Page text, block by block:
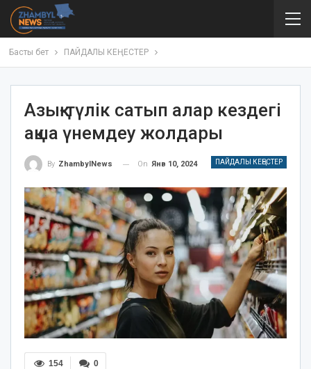
Басты бет ПАЙДАЛЫ КЕҢЕСТЕР
Азық-түлік сатып алар кездегі
ақша үнемдеу жолдары
ПАЙДАЛЫ КЕҢЕСТЕР
By ZhambylNews On Янв 10, 2024
0
154